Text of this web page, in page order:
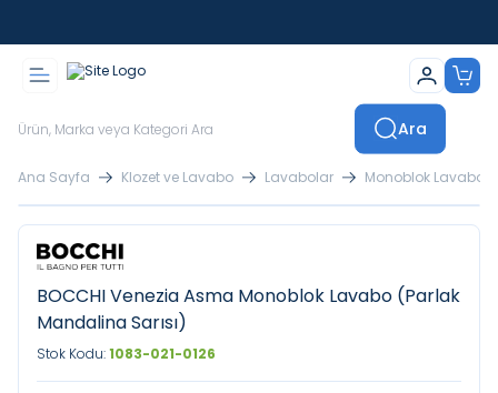
Ara
Ana Sayfa Klozet ve Lavabo Lavabolar Monoblok Lavabo
BOCCHI Venezia Asma Monoblok Lavabo (Parlak
Mandalina Sarısı)
Stok Kodu:1083-021-0126